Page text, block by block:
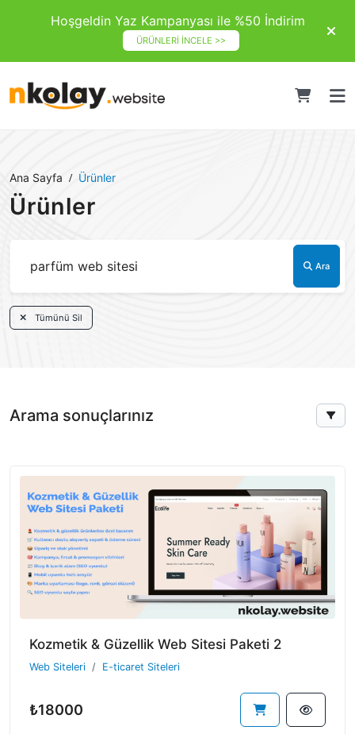
Hoşgeldin Yaz Kampanyası ile %50 İndirim
ÜRÜNLERİ İNCELE >>
Ana Sayfa Ürünler
Ürünler
Ara
Tümünü Sil
Arama sonuçlarınız
Kozmetik & Güzellik Web Sitesi Paketi 2
Web Siteleri E-ticaret Siteleri
₺18000